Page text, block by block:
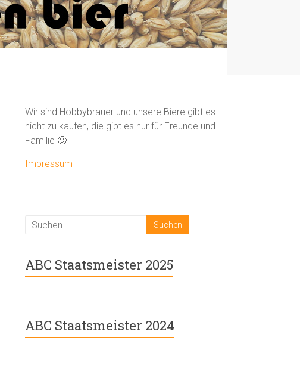
Wir sind Hobbybrauer und unsere Biere gibt es
nicht zu kaufen, die gibt es nur für Freunde und
Familie 🙂
Impressum
ABC Staatsmeister 2025
ABC Staatsmeister 2024